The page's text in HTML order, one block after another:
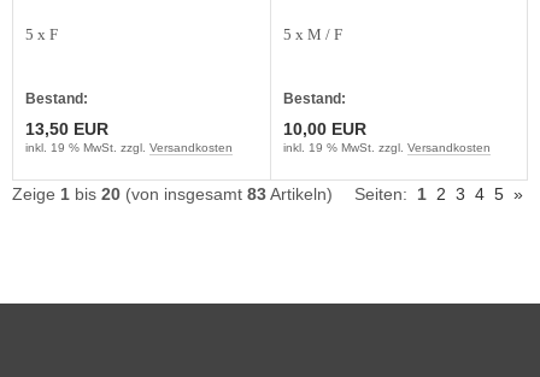
5 x F
Bestand:
13,50 EUR
inkl. 19 % MwSt. zzgl. Versandkosten
5 x M / F
Bestand:
10,00 EUR
inkl. 19 % MwSt. zzgl. Versandkosten
Zeige 1 bis 20 (von insgesamt 83Artikeln) Seiten: 1 2 3 4 5 »